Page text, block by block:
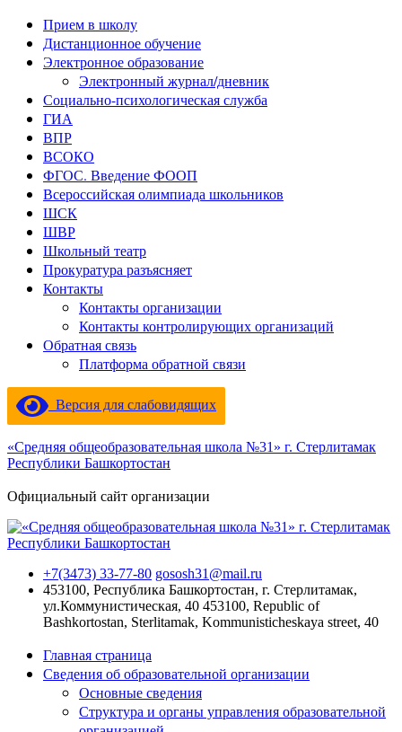
Прием в школу
Дистанционное обучение
Электронное образование
Электронный журнал/дневник
Социально-психологическая служба
ГИА
ВПР
ВСОКО
ФГОС. Введение ФООП
Всероссийская олимпиада школьников
ШСК
ШВР
Школьный театр
Прокуратура разъясняет
Контакты
Контакты организации
Контакты контролирующих организаций
Обратная связь
Платформа обратной связи
Версия для слабовидящих
«Средняя общеобразовательная школа №31» г. Стерлитамак
Республики Башкортостан
Официальный сайт организации
+7(3473) 33-77-80 gososh31@mail.ru
453100, Республика Башкортостан, г. Стерлитамак,
ул.Коммунистическая, 40 453100, Republic of
Bashkortostan, Sterlitamak, Kommunisticheskaya street, 40
Главная страница
Сведения об образовательной организации
Основные сведения
Структура и органы управления образовательной